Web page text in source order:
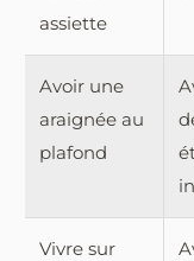
assiette
Avoir une
araignée au
plafond
Vivre sur